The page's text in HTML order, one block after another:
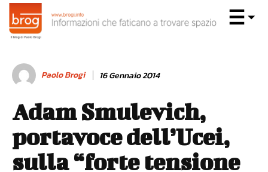
Paolo Brogi 16 Gennaio 2014
Adam Smulevich,
portavoce dell’Ucei,
sulla “forte tensione